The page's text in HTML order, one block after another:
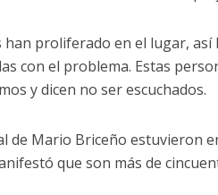
proliferado en el lugar, así
con el problema. Estas
y dicen no ser escuchados.
de Mario Briceño estuvieron
que son más de